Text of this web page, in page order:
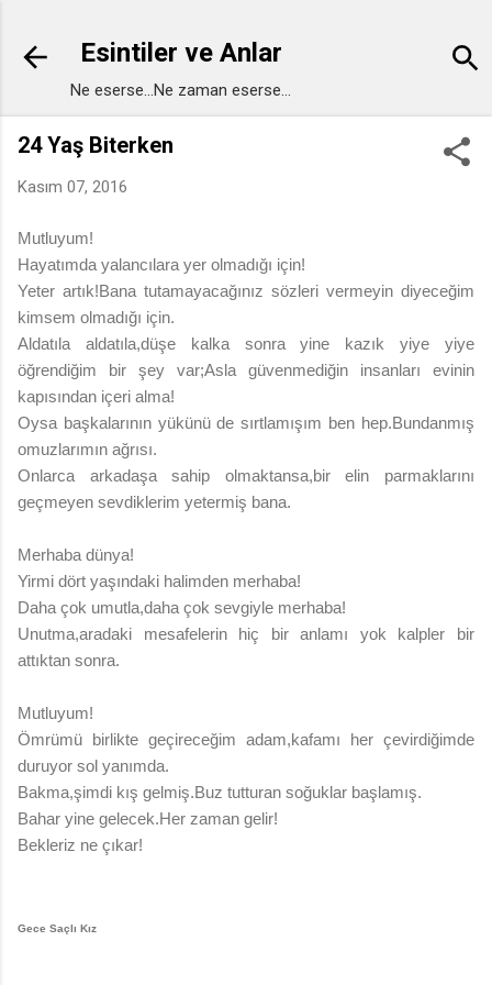
Esintiler ve Anlar
Ne eserse...Ne zaman eserse...
24 Yaş Biterken
Kasım 07, 2016
Mutluyum!
Hayatımda yalancılara yer olmadığı için!
Yeter artık!Bana tutamayacağınız sözleri vermeyin diyeceğim
kimsem olmadığı için.
Aldatıla aldatıla,düşe kalka sonra yine kazık yiye yiye
öğrendiğim bir şey var;Asla güvenmediğin insanları evinin
kapısından içeri alma!
Oysa başkalarının yükünü de sırtlamışım ben hep.Bundanmış
omuzlarımın ağrısı.
Onlarca arkadaşa sahip olmaktansa,bir elin parmaklarını
geçmeyen sevdiklerim yetermiş bana.
Merhaba dünya!
Yirmi dört yaşındaki halimden merhaba!
Daha çok umutla,daha çok sevgiyle merhaba!
Unutma,aradaki mesafelerin hiç bir anlamı yok kalpler bir
attıktan sonra.
Mutluyum!
Ömrümü birlikte geçireceğim adam,kafamı her çevirdiğimde
duruyor sol yanımda.
Bakma,şimdi kış gelmiş.Buz tutturan soğuklar başlamış.
Bahar yine gelecek.Her zaman gelir!
Bekleriz ne çıkar!
Gece Saçlı Kız